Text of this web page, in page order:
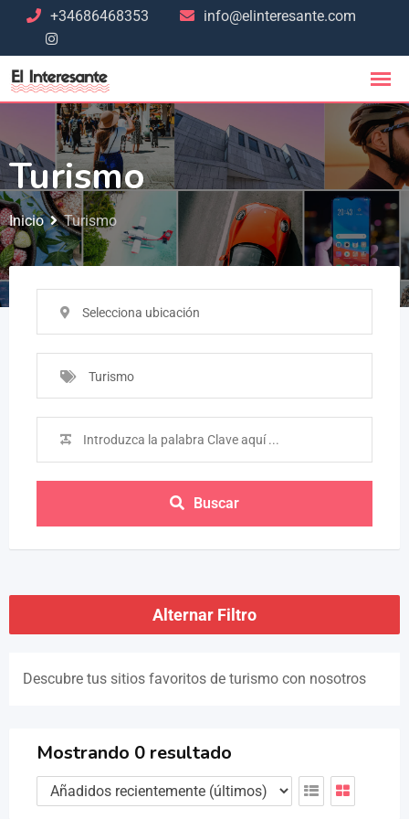
+34686468353 info@elinteresante.com
Turismo
Inicio Turismo
Selecciona ubicación
Turismo
Buscar
Alternar Filtro
Descubre tus sitios favoritos de turismo con nosotros
Mostrando 0 resultado